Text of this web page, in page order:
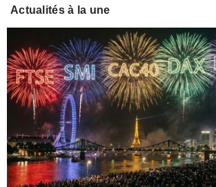
Actualités à la une